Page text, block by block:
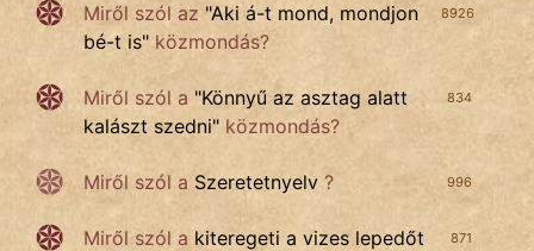
8926
Miről szól az "Aki á-t mond, mondjon
bé-t is" közmondás?
834
Miről szól a "Könnyű az asztag alatt
kalászt szedni" közmondás?
996
Miről szól a Szeretetnyelv ?
871
Miről szól a kiteregeti a vizes lepedőt